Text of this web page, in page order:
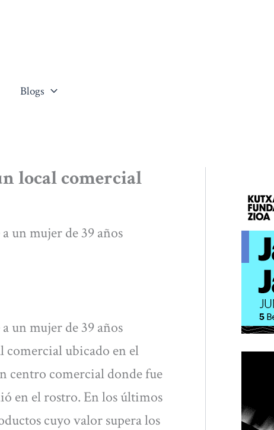
Blogs
local comercial
un mujer de 39 años
un mujer de 39 años
comercial ubicado en el
centro comercial donde fue
en el rostro. En los últimos
cuyo valor supera los